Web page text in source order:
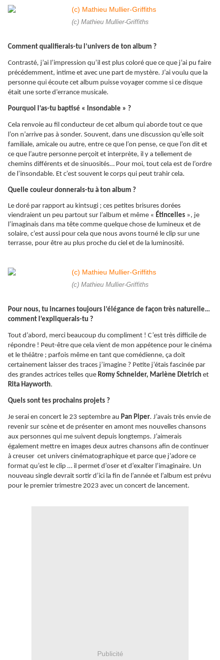
(c) Mathieu Mullier-Griffiths
Comment qualifierais-tu l’univers de ton album ?
Contrasté, j’ai l’impression qu’il est plus coloré que ce que j’ai pu faire
précédemment, intime et avec une part de mystère. J’ai voulu que la
personne qui écoute cet album puisse voyager comme si ce disque
était une sorte d’errance musicale.
Pourquoi l’as-tu baptisé « Insondable » ?
Cela renvoie au fil conducteur de cet album qui aborde tout ce que
l’on n’arrive pas à sonder. Souvent, dans une discussion qu’elle soit
familiale, amicale ou autre, entre ce que l’on pense, ce que l’on dit et
ce que l’autre personne perçoit et interprète, il y a tellement de
chemins différents et de sinuosités… Pour moi, tout cela est de l’ordre
de l’insondable. Et c’est souvent le corps qui peut trahir cela.
Quelle couleur donnerais-tu à ton album ?
Le doré par rapport au kintsugi ; ces petites brisures dorées
viendraient un peu partout sur l’album et même « Étincelles », je
l’imaginais dans ma tête comme quelque chose de lumineux et de
solaire, c’est aussi pour cela que nous avons tourné le clip sur une
terrasse, pour être au plus proche du ciel et de la luminosité.
(c) Mathieu Mullier-Griffiths
Pour nous, tu incarnes toujours l’élégance de façon très naturelle…
comment l’expliquerais-tu ?
Tout d’abord, merci beaucoup du compliment ! C’est très difficile de
répondre ! Peut-être que cela vient de mon appétence pour le cinéma
et le théâtre ; parfois même en tant que comédienne, ça doit
certainement laisser des traces j’imagine ? Petite j’étais fascinée par
des grandes actrices telles que Romy Schneider, Marlène Dietrich et
Rita Hayworth.
Quels sont tes prochains projets ?
Je serai en concert le 23 septembre au Pan Piper. J’avais très envie de
revenir sur scène et de présenter en amont mes nouvelles chansons
aux personnes qui me suivent depuis longtemps. J’aimerais
également mettre en images deux autres chansons afin de continuer
à creuser cet univers cinématographique et parce que j’adore ce
format qu’est le clip … il permet d’oser et d’exalter l’imaginaire. Un
nouveau single devrait sortir d’ici la fin de l’année et l’album est prévu
pour le premier trimestre 2023 avec un concert de lancement.
Publicité